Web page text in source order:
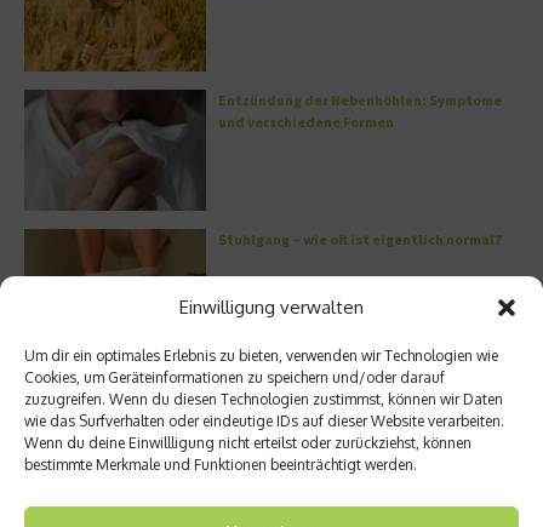
Einwilligung verwalten
Um dir ein optimales Erlebnis zu bieten, verwenden wir Technologien wie
Cookies, um Geräteinformationen zu speichern und/oder darauf
zuzugreifen. Wenn du diesen Technologien zustimmst, können wir Daten
wie das Surfverhalten oder eindeutige IDs auf dieser Website verarbeiten.
Wenn du deine Einwillligung nicht erteilst oder zurückziehst, können
bestimmte Merkmale und Funktionen beeinträchtigt werden.
Entzündung der Nebenhöhlen: Symptome
und verschiedene Formen
Stuhlgang – wie oft ist eigentlich normal?
Welches Ashwagandha sollte ich kaufen?